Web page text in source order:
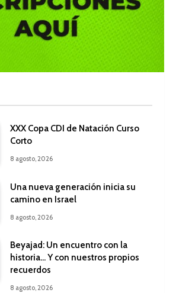
XXX Copa CDI de Natación Curso
Corto
8 agosto, 2026
Una nueva generación inicia su
camino en Israel
8 agosto, 2026
Beyajad: Un encuentro con la
historia… Y con nuestros propios
recuerdos
8 agosto, 2026